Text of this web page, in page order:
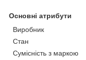
Основні атрибути
Виробник
Стан
Сумісність з маркою